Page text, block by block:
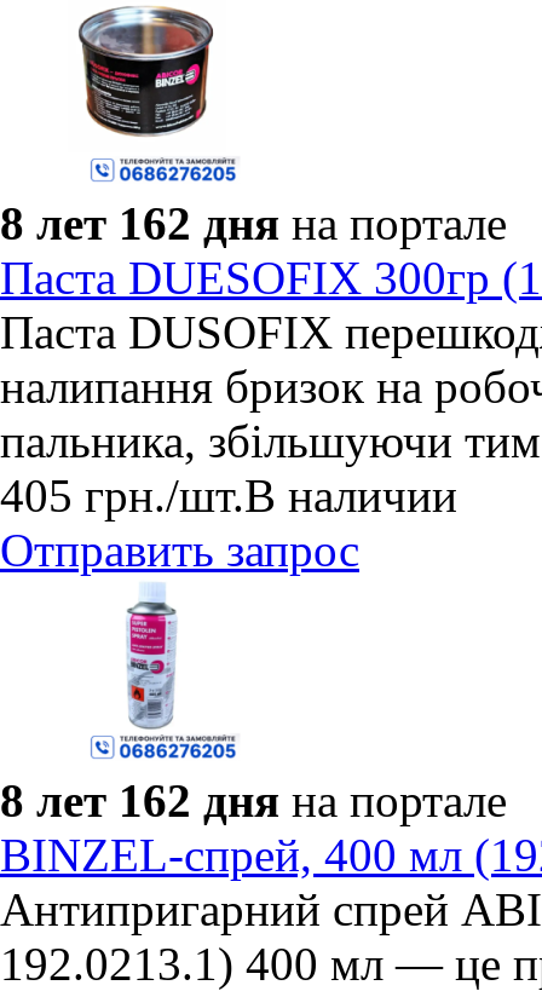
8 лет 162 дня на портале
Паста DUESOFIX 300гр
Паста DUSOFIX
налипання бризок на
пальника, збільшуючи
405 грн./шт.В наличии
Отправить запрос
8 лет 162 дня на портале
BINZEL-спрей, 400 мл
Антипригарний спрей
192.0213.1) 400 мл — це